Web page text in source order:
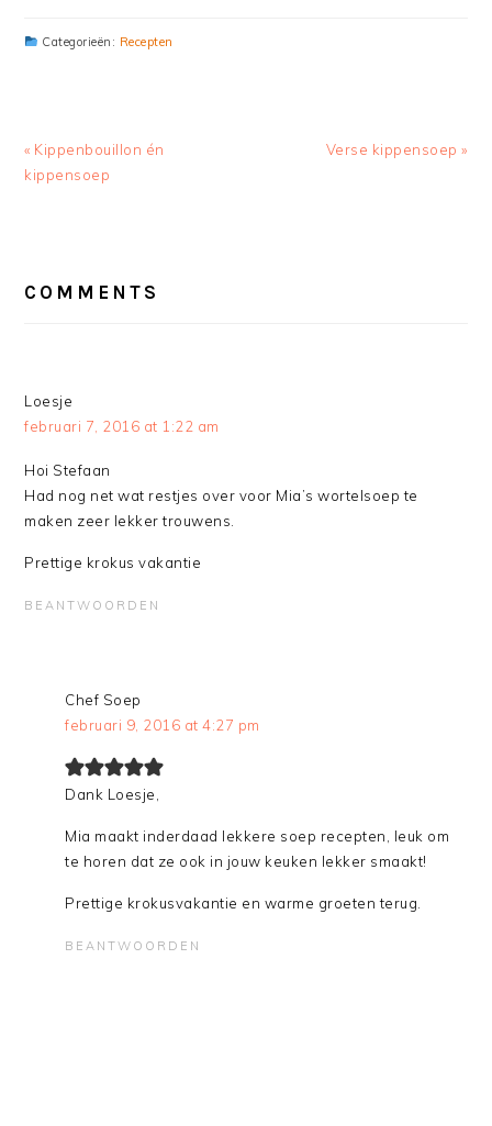
Categorieën: Recepten
Previous
Post:
« Kippenbouillon én
kippensoep
Next
Verse kippensoep »
INTERACTIONS
COMMENTS
Loesje
februari 7, 2016 at 1:22 am
Hoi Stefaan
Had nog net wat restjes over voor Mia’s wortelsoep te
maken zeer lekker trouwens.
Prettige krokus vakantie
BEANTWOORDEN
Chef Soep
februari 9, 2016 at 4:27 pm
Dank Loesje,
Mia maakt inderdaad lekkere soep recepten, leuk om
te horen dat ze ook in jouw keuken lekker smaakt!
Prettige krokusvakantie en warme groeten terug.
BEANTWOORDEN